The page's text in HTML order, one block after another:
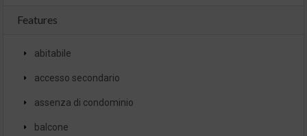
Features
abitabile
accesso secondario
assenza di condominio
balcone